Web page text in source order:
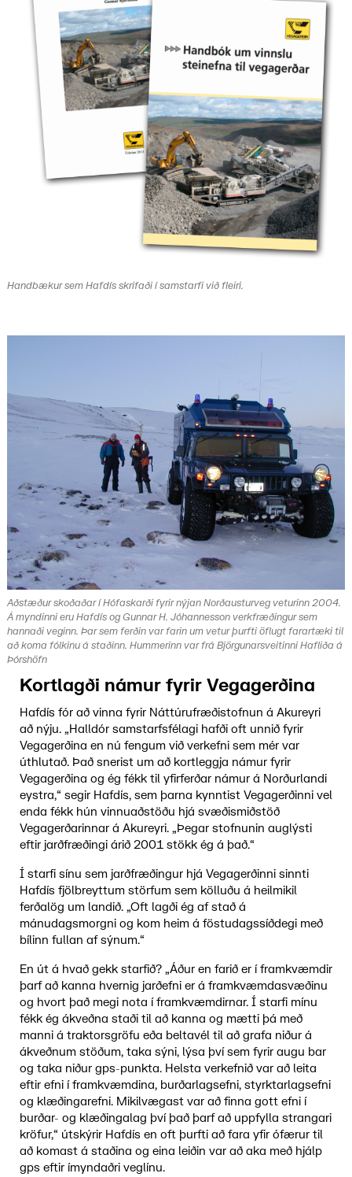
Handbækur sem Hafdís skrifaði í samstarfi við fleiri.
Aðstæður skoðaðar í Hófaskarði fyrir nýjan Norðausturveg veturinn 2004.
Á myndinni eru Hafdís og Gunnar H. Jóhannesson verkfræðingur sem
hannaði veginn. Þar sem ferðin var farin um vetur þurfti öflugt farartæki til
að koma fólkinu á staðinn. Hummerinn var frá Björgunarsveitinni Hafliða á
Þórshöfn
Kortlagði námur fyrir Vegagerðina
Hafdís fór að vinna fyrir Náttúrufræðistofnun á Akureyri
að nýju. „Halldór samstarfsfélagi hafði oft unnið fyrir
Vegagerðina en nú fengum við verkefni sem mér var
úthlutað. Það snerist um að kortleggja námur fyrir
Vegagerðina og ég fékk til yfirferðar námur á Norðurlandi
eystra,“ segir Hafdís, sem þarna kynntist Vegagerðinni vel
enda fékk hún vinnuaðstöðu hjá svæðismiðstöð
Vegagerðarinnar á Akureyri. „Þegar stofnunin auglýsti
eftir jarðfræðingi árið 2001 stökk ég á það.“
Í starfi sínu sem jarðfræðingur hjá Vegagerðinni sinnti
Hafdís fjölbreyttum störfum sem kölluðu á heilmikil
ferðalög um landið. „Oft lagði ég af stað á
mánudagsmorgni og kom heim á föstudagssíðdegi með
bílinn fullan af sýnum.“
En út á hvað gekk starfið? „Áður en farið er í framkvæmdir
þarf að kanna hvernig jarðefni er á framkvæmdasvæðinu
og hvort það megi nota í framkvæmdirnar. Í starfi mínu
fékk ég ákveðna staði til að kanna og mætti þá með
manni á traktorsgröfu eða beltavél til að grafa niður á
ákveðnum stöðum, taka sýni, lýsa því sem fyrir augu bar
og taka niður gps-punkta. Helsta verkefnið var að leita
eftir efni í framkvæmdina, burðarlagsefni, styrktarlagsefni
og klæðingarefni. Mikilvægast var að finna gott efni í
burðar- og klæðingalag því það þarf að uppfylla strangari
kröfur,“ útskýrir Hafdís en oft þurfti að fara yfir ófærur til
að komast á staðina og eina leiðin var að aka með hjálp
gps eftir ímyndaðri veglínu.